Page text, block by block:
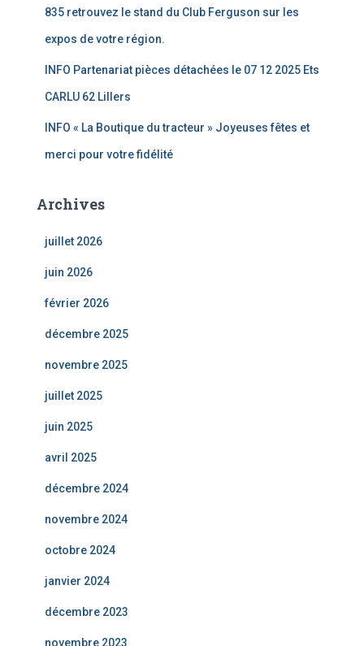
835 retrouvez le stand du Club Ferguson sur les
expos de votre région.
INFO Partenariat pièces détachées le 07 12 2025 Ets
CARLU 62 Lillers
INFO « La Boutique du tracteur » Joyeuses fêtes et
merci pour votre fidélité
Archives
juillet 2026
juin 2026
février 2026
décembre 2025
novembre 2025
juillet 2025
juin 2025
avril 2025
décembre 2024
novembre 2024
octobre 2024
janvier 2024
décembre 2023
novembre 2023